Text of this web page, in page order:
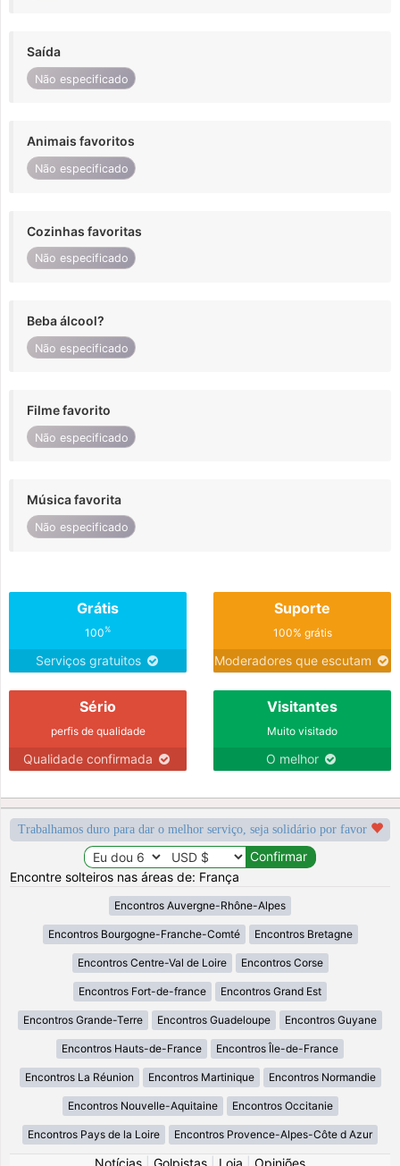
Saída
Não especificado
Animais favoritos
Não especificado
Cozinhas favoritas
Não especificado
Beba álcool?
Não especificado
Filme favorito
Não especificado
Música favorita
Não especificado
Grátis
100%
Serviços gratuitos
Suporte
100% grátis
Moderadores que escutam
Sério
perfis de qualidade
Qualidade confirmada
Visitantes
Muito visitado
O melhor
Trabalhamos duro para dar o melhor serviço, seja solidário por favor
Encontre solteiros nas áreas de: França
Encontros Auvergne-Rhône-Alpes
Encontros Bourgogne-Franche-Comté Encontros Bretagne
Encontros Centre-Val de Loire Encontros Corse
Encontros Fort-de-france Encontros Grand Est
Encontros Grande-Terre Encontros Guadeloupe Encontros Guyane
Encontros Hauts-de-France Encontros Île-de-France
Encontros La Réunion Encontros Martinique Encontros Normandie
Encontros Nouvelle-Aquitaine Encontros Occitanie
Encontros Pays de la Loire Encontros Provence-Alpes-Côte d Azur
Notícias Golpistas Loja Opiniões